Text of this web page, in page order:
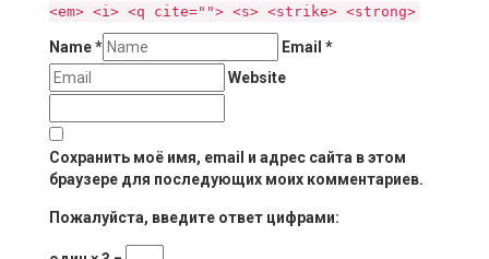
<em> <i> <q cite=""> <s> <strike> <strong>
Name* Email *
Website
Сохранить моё имя, email и адрес сайта в этом
браузере для последующих моих комментариев.
Пожалуйста, введите ответ цифрами: